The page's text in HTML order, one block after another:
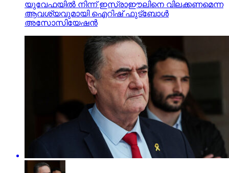
യുവേഫയില്‍ നിന്ന് ഇസ്രാഈലിനെ വിലക്കണമെന്ന
ആവശ്യവുമായി ഐറിഷ് ഫുട്‌ബോള്‍
അസോസിയേഷന്‍